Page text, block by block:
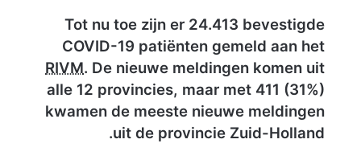
Tot nu toe zijn er 24.413 bevestigde
COVID-19 patiënten gemeld aan het
RIVM
R
i
. De nieuwe meldingen komen uit
alle 12 provincies, maar met 411 (31%)
kwamen de meeste nieuwe meldingen
uit de provincie Zuid-Holland.